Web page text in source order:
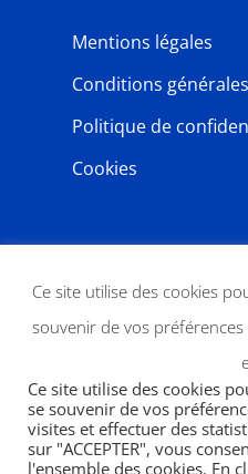
Mentions légales
Conditions
Politique de
Cookies
Ce site utilise des cookies
souvenir de vos
Ce site utilise des cookies
se souvenir de vos
visites et effectuer des
sur "ACCEPTER", vous
l'ensemble des cookies. En